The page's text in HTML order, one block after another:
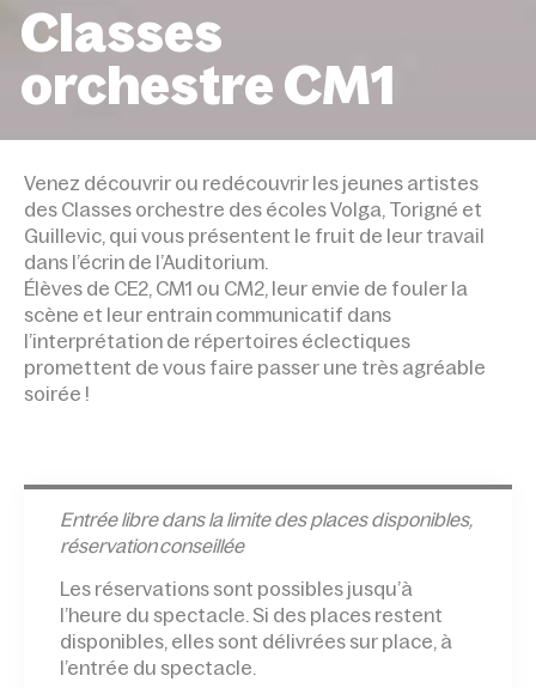
Classes
orchestre CM1
Venez découvrir ou redécouvrir les jeunes artistes
des Classes orchestre des écoles Volga, Torigné et
Guillevic, qui vous présentent le fruit de leur travail
dans l’écrin de l’Auditorium.
Élèves de CE2, CM1 ou CM2, leur envie de fouler la
scène et leur entrain communicatif dans
l’interprétation de répertoires éclectiques
promettent de vous faire passer une très agréable
soirée !
Entrée libre dans la limite des places disponibles,
réservation conseillée
Les réservations sont possibles jusqu’à
l’heure du spectacle. Si des places restent
disponibles, elles sont délivrées sur place, à
l’entrée du spectacle.